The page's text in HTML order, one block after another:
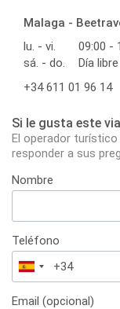
Malaga -
lu. - vi.
09:00 -
sá. - do.
Día libre
+34 611 01 96 14
Si le gusta este
El operador
responder a sus
Nombre
Teléfono
España
+34
Email (opcional)